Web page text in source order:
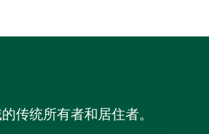
传统所有者和居住者。